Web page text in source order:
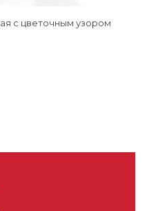
с цветочным узором